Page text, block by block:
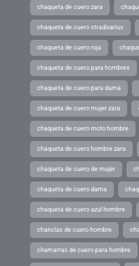
chaqueta de cuero zara
chaqueta de cuero stradivarius
chaqueta de cuero roja
chaqueta de cuero para hombres
chaqueta de cuero para dama
chaqueta de cuero mujer zara
chaqueta de cuero moto hombre
chaqueta de cuero hombre zara
chaqueta de cuero de mujer
chaqueta de cuero dama
chaqueta de cuero azul hombre
chanclas de cuero hombre
chamarras de cuero para hombre